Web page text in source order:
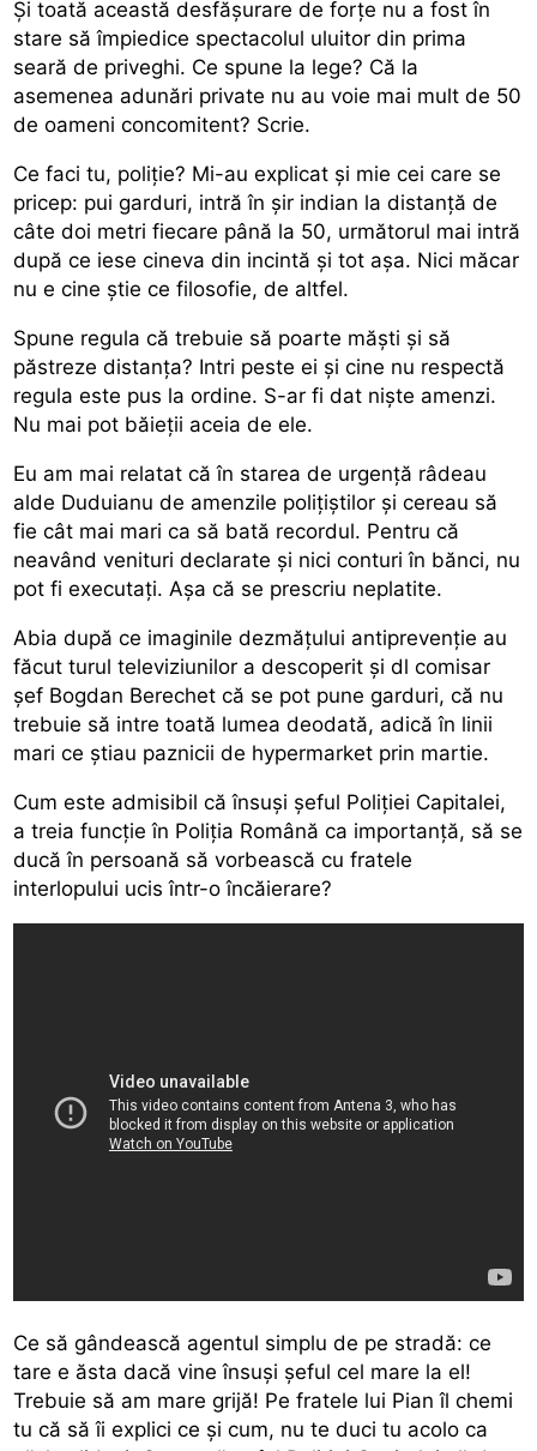
Și toată această desfășurare de forțe nu a fost în
stare să împiedice spectacolul uluitor din prima
seară de priveghi. Ce spune la lege? Că la
asemenea adunări private nu au voie mai mult de 50
de oameni concomitent? Scrie.
Ce faci tu, poliție? Mi-au explicat și mie cei care se
pricep: pui garduri, intră în șir indian la distanță de
câte doi metri fiecare până la 50, următorul mai intră
după ce iese cineva din incintă și tot așa. Nici măcar
nu e cine știe ce filosofie, de altfel.
Spune regula că trebuie să poarte măști și să
păstreze distanța? Intri peste ei și cine nu respectă
regula este pus la ordine. S-ar fi dat niște amenzi.
Nu mai pot băieții aceia de ele.
Eu am mai relatat că în starea de urgență râdeau
alde Duduianu de amenzile polițiștilor și cereau să
fie cât mai mari ca să bată recordul. Pentru că
neavând venituri declarate și nici conturi în bănci, nu
pot fi executați. Așa că se prescriu neplatite.
Abia după ce imaginile dezmățului antiprevenție au
făcut turul televiziunilor a descoperit și dl comisar
șef Bogdan Berechet că se pot pune garduri, că nu
trebuie să intre toată lumea deodată, adică în linii
mari ce știau paznicii de hypermarket prin martie.
Cum este admisibil că însuși șeful Poliției Capitalei,
a treia funcție în Poliția Română ca importanță, să se
ducă în persoană să vorbească cu fratele
interlopului ucis într-o încăierare?
Ce să gândească agentul simplu de pe stradă: ce
tare e ăsta dacă vine însuși șeful cel mare la el!
Trebuie să am mare grijă! Pe fratele lui Pian îl chemi
tu că să îi explici ce și cum, nu te duci tu acolo ca